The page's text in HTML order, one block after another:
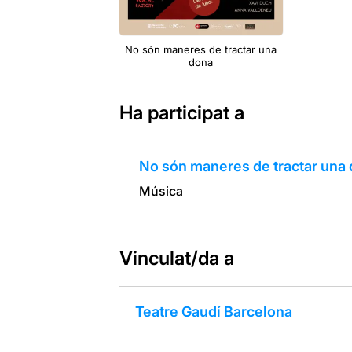
No són maneres de tractar una
dona
Ha participat a
No són maneres de tractar una
Música
Vinculat/da a
Teatre Gaudí Barcelona